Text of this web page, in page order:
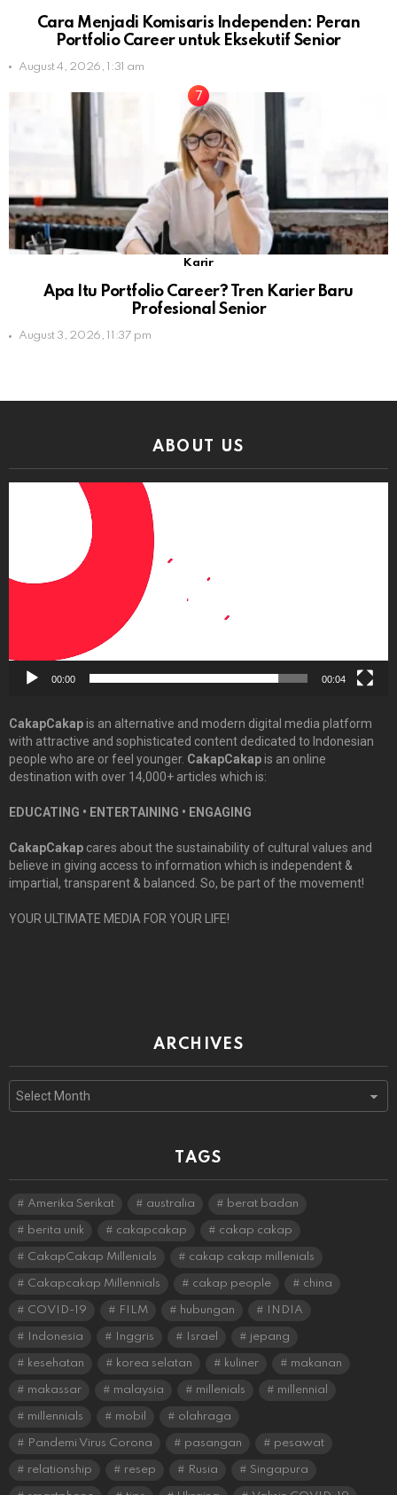
Cara Menjadi Komisaris Independen: Peran
Portfolio Career untuk Eksekutif Senior
August 4, 2026, 1:31 am
Karir
Apa Itu Portfolio Career? Tren Karier Baru
Profesional Senior
August 3, 2026, 11:37 pm
ABOUT US
00:00 00:04
CakapCakapis an alternative and modern digital media platform
with attractive and sophisticated content dedicated to Indonesian
people who are or feel younger. CakapCakapis an online
destination with over 14,000+ articles which is:
EDUCATING • ENTERTAINING • ENGAGING
CakapCakap cares about the sustainability of cultural values and
believe in giving access to information which is independent &
impartial, transparent & balanced. So, be part of the movement!
YOUR ULTIMATE MEDIA FOR YOUR LIFE!
ARCHIVES
Archives
TAGS
Amerika Serikat australia berat badan
berita unik cakapcakap cakap cakap
CakapCakap Millenials cakap cakap millenials
Cakapcakap Millennials cakap people china
COVID-19 FILM hubungan INDIA
Indonesia Inggris Israel jepang
kesehatan korea selatan kuliner makanan
makassar malaysia millenials millennial
millennials mobil olahraga
Pandemi Virus Corona pasangan pesawat
relationship resep Rusia Singapura